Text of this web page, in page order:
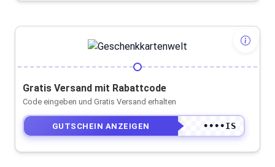
Gratis Versand mit Rabattcode
Code eingeben und Gratis Versand erhalten
GUTSCHEIN ANZEIGEN ••••IS